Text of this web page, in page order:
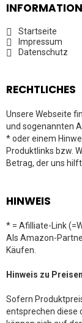
Startseite
Impressum
Datenschutz
RECHTLICHES
Unsere Webseite
und sogenannten
* oder einem
Produktlinks bzw.
Betrag, der uns
HINWEIS
* = Afilliate-Link
Als Amazon-
Käufen.
Hinweis zu
Sofern
entsprechen diese